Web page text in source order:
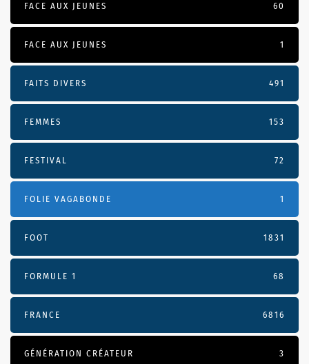
FACE AUX JEUNES 60
FACE AUX JEUNES 1
FAITS DIVERS 491
FEMMES 153
FESTIVAL 72
FOLIE VAGABONDE 1
FOOT 1831
FORMULE 1 68
FRANCE 6816
GÉNÉRATION CRÉATEUR 3